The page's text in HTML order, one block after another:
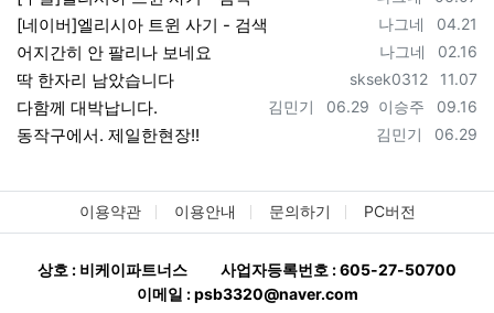
등록자
나그네 등록일
04.21
[네이버]엘리시아 트윈 사기 - 검색
등록자
나그네 등록일
02.16
어지간히 안 팔리나 보네요
등록자
sksek0312 등록일
11.07
딱 한자리 남았습니다
등록자
이승주 등록일
09.16
등록자
김민기 등록일
06.29
다함께 대박납니다.
등록자
김민기 등록일
06.29
동작구에서. 제일한현장!!
이용약관 이용안내 문의하기 PC버전
상호 : 비케이파트너스
사업자등록번호 : 605-27-50700
이메일 : psb3320@naver.com